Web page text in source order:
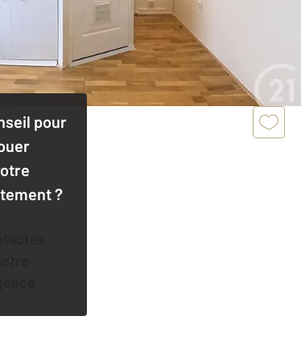
pour
?
notre